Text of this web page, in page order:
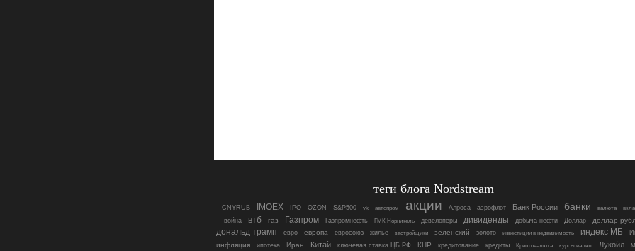
теги блога Nordstream
CNYRUB IMOEX IPO OZON S&P500 vk автопром акции Алроса аэрофлот Банк России банки валюта
война втб газ Газпром Газпромнефть ГМК Норникель девелоперы дивиденды добыча нефти Доллар доллар
дональд трамп евро европа евросоюз жилье застройщики зеленский золото инвестиции в недвижимость индекс МБ
инфляция ипотека Иран Китай ключевая ставка ЦБ РФ КНР кредитование кредиты Криптовалюта курсы валют Лукойл